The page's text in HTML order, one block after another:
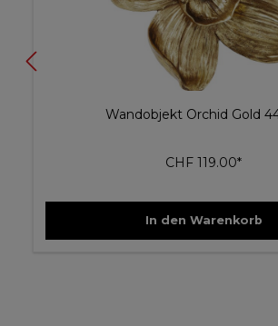
Wandobjekt Orchid Gold
CHF 119.00*
In den Warenkorb